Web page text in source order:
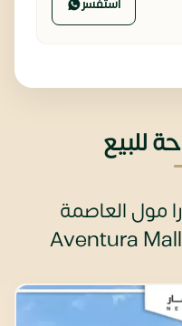
استفسر
للبيع
مول العاصمة